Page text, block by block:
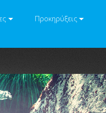
Προκηρύξεις